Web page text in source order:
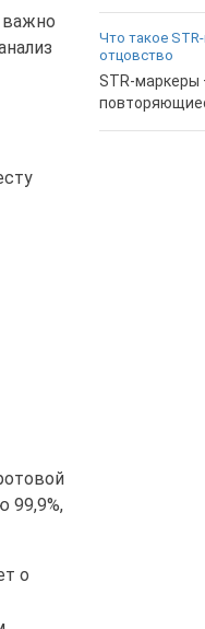
важно
99,9%,
о
Что такое
отцовство
STR-маркеры